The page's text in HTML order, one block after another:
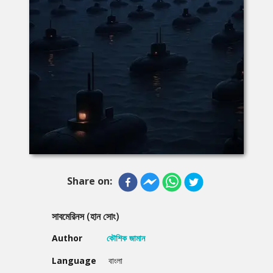
Share on:
সাবমেরিনস (হান সোং)
Author
কৌশিক জামান
Language
বাংলা